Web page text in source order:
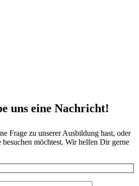
uns eine Nachricht!
Frage zu unserer Ausbildung hast, oder
besuchen möchtest. Wir helfen Dir gerne